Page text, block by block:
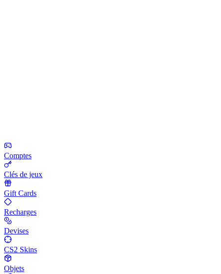
Comptes
Clés de jeux
Gift Cards
Recharges
Devises
CS2 Skins
Objets